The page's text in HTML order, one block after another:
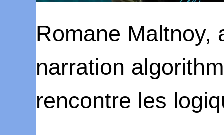
Romane Maltnoy,
narration
rencontre les